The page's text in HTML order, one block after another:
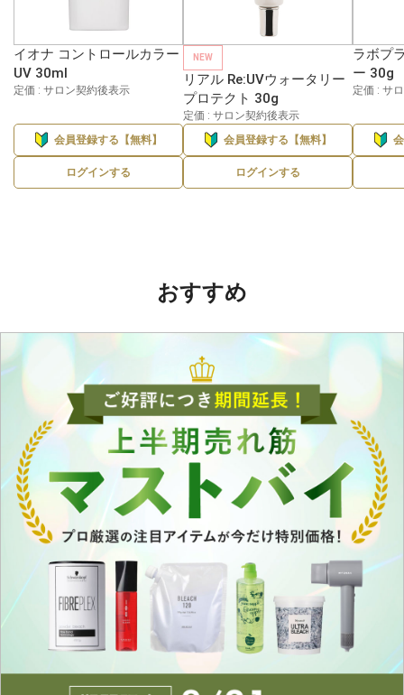
イオナ コントロールカラー
UV 30ml
定価 : サロン契約後表示
会員登録する【無料】
ログインする
NEW
リアル Re:UVウォータリー
プロテクト 30g
定価 : サロン契約後表示
会員登録する【無料】
ログインする
ラボプ
ー 30g
定価 : サ
おすすめ